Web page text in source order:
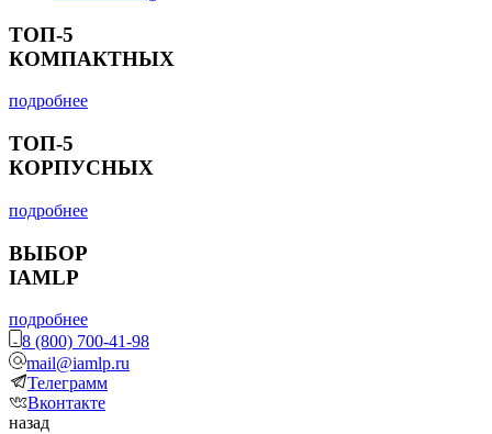
ТОП-5
КОМПАКТНЫХ
подробнее
ТОП-5
КОРПУСНЫХ
подробнее
ВЫБОР
IAMLP
подробнее
8 (800) 700-41-98
mail@iamlp.ru
Телеграмм
Вконтакте
назад